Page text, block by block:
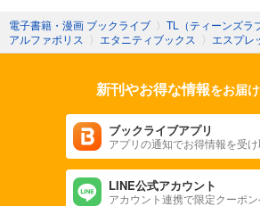
電子書籍・漫画 ブックライブ 〉 TL（ティーンズラ
アルファポリス 〉 エタニティブックス 〉 エスプレ
新刊やお得な情報をお届
ブックライブアプリ
アプリの通知でお得情報を受け
LINE公式アカウント
アカウント連携で限定クーポン